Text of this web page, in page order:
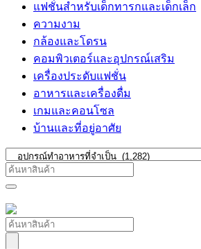
แฟชั่นสำหรับเด็กทารกและเด็กเล็ก
ความงาม
กล้องและโดรน
คอมพิวเตอร์และอุปกรณ์เสริม
เครื่องประดับแฟชั่น
อาหารและเครื่องดื่ม
เกมและคอนโซล
บ้านและที่อยู่อาศัย